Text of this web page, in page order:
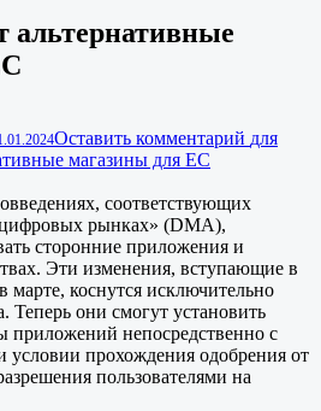
альтернативные
Оставить комментарий для
магазины для ЕС
соответствующих
рынках» (DMA),
сторонние приложения и
Эти изменения, вступающие в
марте, коснутся исключительно
Теперь они смогут установить
приложений непосредственно с
условии прохождения одобрения от
пользователями на